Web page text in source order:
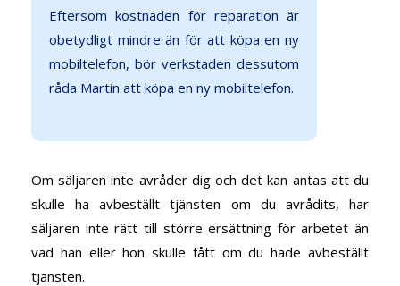
Eftersom kostnaden för reparation är
obetydligt mindre än för att köpa en ny
mobiltelefon, bör verkstaden dessutom
råda Martin att köpa en ny mobiltelefon.
Om säljaren inte avråder dig och det kan antas att du
skulle ha avbeställt tjänsten om du avrådits, har
säljaren inte rätt till större ersättning för arbetet än
vad han eller hon skulle fått om du hade avbeställt
tjänsten.